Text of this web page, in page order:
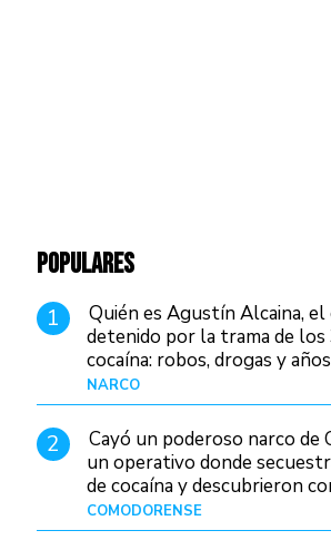
POPULARES
1
Quién es Agustín Alcaina,
detenido por la trama de los
cocaína: robos, drogas y
judiciales
NARCO
2
Cayó un poderoso narco de
un operativo donde
de cocaína y descubrieron
Patagonia
COMODORENSE